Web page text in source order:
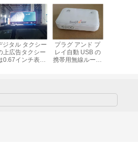
ジタル タクシー
上広告タクシー
0.67インチ表示
プラグ アンド プ
レイ自動 USB の
携帯用無線ルータ